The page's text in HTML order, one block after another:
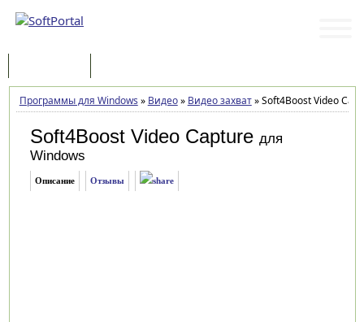
Программы для Windows » Видео» Видео захват»Soft4Boost Video
Soft4Boost Video Capture для
Windows
Описание Отзывы